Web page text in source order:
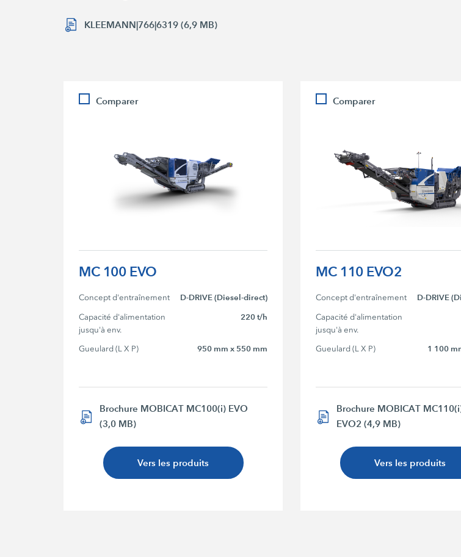
KLEEMANN|766|6319 (6,9 MB)
Comparer
MC 100 EVO
Concept d'entraînement D-DRIVE (Diesel-direct)
Capacité d'alimentation
jusqu'à env.
220 t/h
Gueulard (L X P) 950 mm x 550 mm
Brochure MOBICAT MC100(i) EVO
(3,0 MB)
Vers les produits
Comparer
MC 110 EVO2
Concept d'entraînement D-DRIVE
Capacité d'alimentation
jusqu'à env.
Gueulard (L X P) 1 100
Brochure MOBICAT
EVO2 (4,9 MB)
Vers les produits